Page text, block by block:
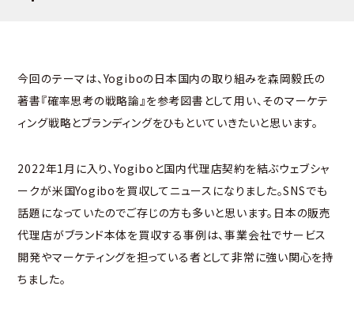
今回のテーマは、Yogiboの日本国内の取り組みを森岡毅氏の
著書『確率思考の戦略論』を参考図書として用い、そのマーケテ
ィング戦略とブランディングをひもといていきたいと思います。
2022年1月に入り、Yogiboと国内代理店契約を結ぶウェブシャ
ークが米国Yogiboを買収してニュースになりました。SNSでも
話題になっていたのでご存じの方も多いと思います。日本の販売
代理店がブランド本体を買収する事例は、事業会社でサービス
開発やマーケティングを担っている者として非常に強い関心を持
ちました。